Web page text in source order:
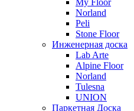
My Floor
Norland
Peli
Stone Floor
Инженерная доска
Lab Arte
Alpine Floor
Norland
Tulesna
UNION
Паркетная Доска